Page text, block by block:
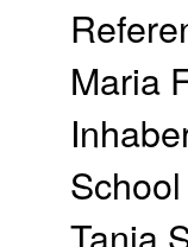
Maria